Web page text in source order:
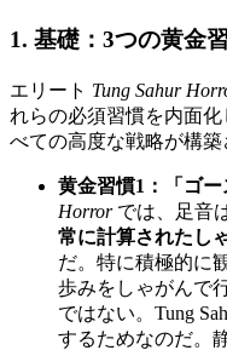
1. 基礎：3つの黄金
エリート Tung Sahur
れらの必須習慣を内面
べての高度な戦略が構築
黄金習慣1：「ゴ
Horrorでは、足音
常に計算されたし
だ。特に積極的に
歩みをしゃがんで
ではない。Tung
するためなのだ。